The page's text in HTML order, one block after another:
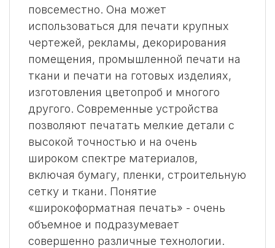
повсеместно. Она может
использоваться для печати крупных
чертежей, рекламы, декорирования
помещения, промышленной печати на
ткани и печати на готовых изделиях,
изготовления цветопроб и многого
другого. Современные устройства
позволяют печатать мелкие детали с
высокой точностью и на очень
широком спектре материалов,
включая бумагу, пленки, строительную
сетку и ткани. Понятие
«широкоформатная печать» - очень
объемное и подразумевает
совершенно различные технологии.